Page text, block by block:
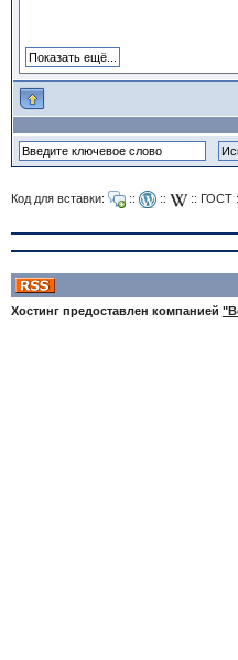
Код для вставки: :: :: :: ГОСТ
Хостинг предоставлен компанией